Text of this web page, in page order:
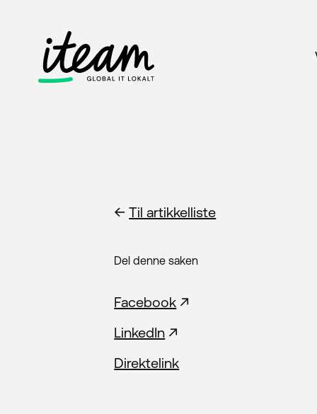
←Til artikkelliste
Del denne saken
Facebook
LinkedIn
Direktelink